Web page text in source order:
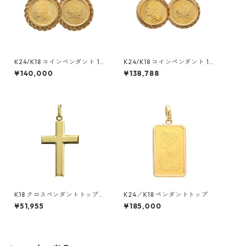
K24/K18 コインペンダント 1/1
0
¥140,000
K24/K18 コインペンダント 1/1
0
¥138,788
K18 クロスペンダントトップ
M
¥51,955
K24／K18 ペンダントトップ
¥185,000